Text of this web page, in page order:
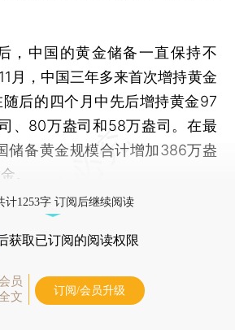
中国的黄金储备一直保持不
月，中国三年多来首次增持黄金
后的四个月中先后增持黄金97
、80万盎司和58万盎司。在最
储备黄金规模合计增加386万盎
。
计1253字 订阅后继续阅读
获取已订阅的阅读权限
员
文
订阅/会员升级